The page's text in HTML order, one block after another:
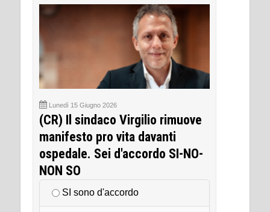
Lunedì 15 Giugno 2026
(CR) Il sindaco Virgilio rimuove
manifesto pro vita davanti
ospedale. Sei d'accordo SI-NO-
NON SO
SI sono d'accordo